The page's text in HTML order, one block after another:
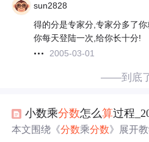
sun2828
得的分是专家分,专家分多了
你每天登陆一次,给你长十分!
2005-03-01
——到底
小数乘分数怎么算过程
本文围绕《分数乘分数》展开